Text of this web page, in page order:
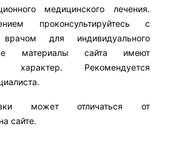
медицинского лечения.
проконсультируйтесь с
для индивидуального
материалы сайта имеют
характер. Рекомендуется
может отличаться от
сайте.